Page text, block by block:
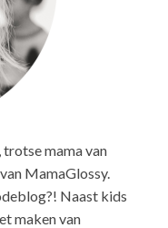
mama van
MamaGlossy.
Naast kids
maken van